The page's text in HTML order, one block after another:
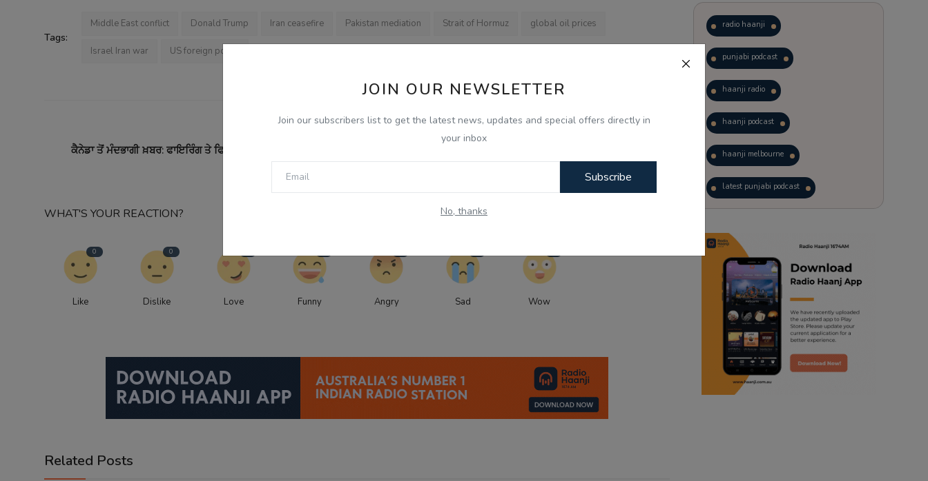
JOIN OUR NEWSLETTER
Join our subscribers list to get the latest news, updates and special offers directly in
your inbox
Subscribe
No, thanks
Tags:
Middle East conflict Donald Trump Iran ceasefire Pakistan mediation Strait of Hormuz global oil prices
Israel Iran war US foreign policy
PREVIOUS NEWS
ਕੈਨੇਡਾ ਤੋਂ ਮੰਦਭਾਗੀ ਖ਼ਬਰ: ਫਾਇਰਿੰਗ ਤੇ ਫਿਰੌਤੀ ਮਾਮਲੇ 'ਚ 2 ਪੰਜਾਬੀ ਨੌਜਵਾਨ
ਗ੍ਰਿਫ਼ਤਾਰ
NEXT NEWS
ਦਾ ਬਿਆਨ
WHAT'S YOUR REACTION?
0
Like
0
Dislike Love Funny Angry Sad Wow
Related Posts
radio haanji
punjabi podcast
haanji radio
haanji podcast
haanji melbourne
latest punjabi podcast
trending punjabi podcast
ranjodh singh
punjabi podcast australia
radio haanji updates
punjabi kahani